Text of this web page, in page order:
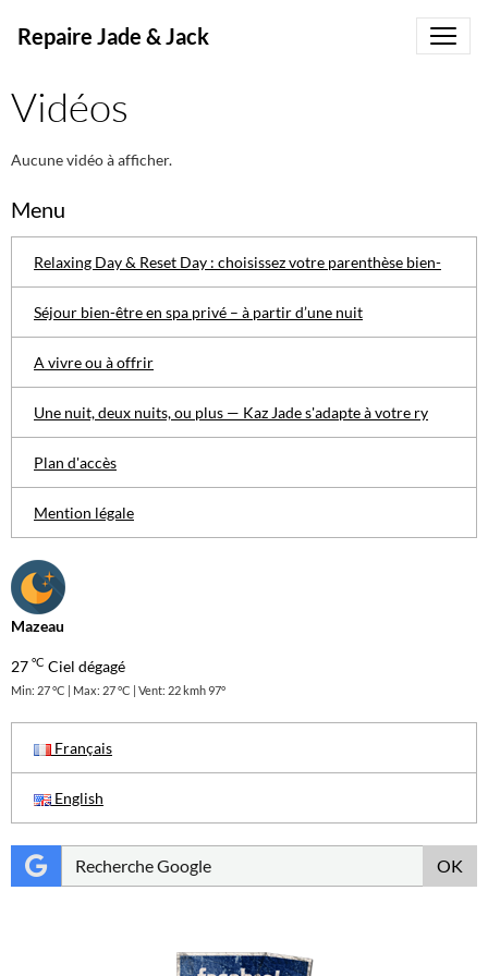
Repaire Jade & Jack
Vidéos
Aucune vidéo à afficher.
Menu
Relaxing Day & Reset Day : choisissez votre parenthèse bien-
Séjour bien-être en spa privé – à partir d’une nuit
A vivre ou à offrir
Une nuit, deux nuits, ou plus — Kaz Jade s'adapte à votre ry
Plan d'accès
Mention légale
Mazeau
27 °C Ciel dégagé
Min: 27 °C | Max: 27 °C | Vent: 22 kmh 97°
Français
English
OK